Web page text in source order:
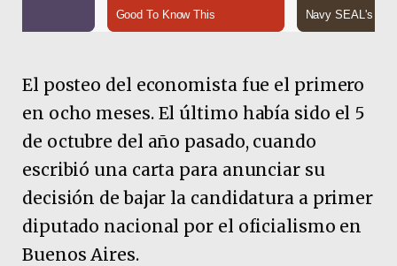
El posteo del economista fue el primero
en ocho meses. El último había sido el 5
de octubre del año pasado, cuando
escribió una carta para anunciar su
decisión de bajar la candidatura a primer
diputado nacional por el oficialismo en
Buenos Aires.